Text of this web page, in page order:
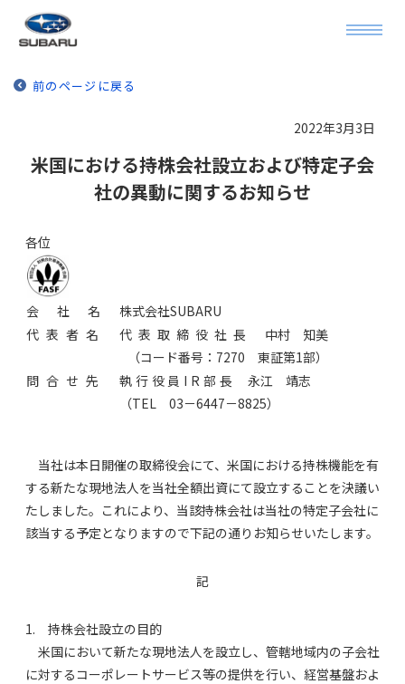
前のページに戻る
2022年3月3日
米国における持株会社設立および特定子会
社の異動に関するお知らせ
各位
会社名 株式会社SUBARU
代表者名
代表取締役社長
中村 知美
（コード番号：7270 東証第1部）
問合せ先
執行役員IR部長
永江 靖志
（TEL 03－6447－8825）
当社は本日開催の取締役会にて、米国における持株機能を有
する新たな現地法人を当社全額出資にて設立することを決議い
たしました。これにより、当該持株会社は当社の特定子会社に
該当する予定となりますので下記の通りお知らせいたします。
記
1. 持株会社設立の目的
米国において新たな現地法人を設立し、管轄地域内の子会社
に対するコーポレートサービス等の提供を行い、経営基盤およ